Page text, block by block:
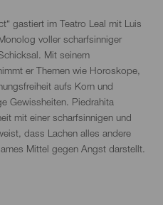
gastiert im Teatro Leal mit Luis
voller scharfsinniger
Mit seinem
er Themen wie Horoskope,
aufs Korn und
Gewissheiten. Piedrahita
mit einer scharfsinnigen und
dass Lachen alles andere
Mittel gegen Angst darstellt.